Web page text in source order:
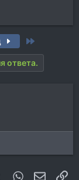
ответа.
Tumblr WhatsApp